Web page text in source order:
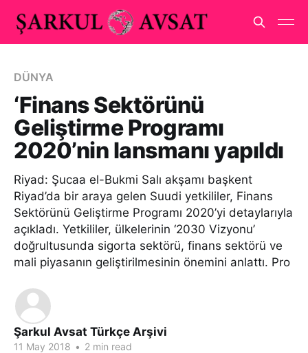
DÜNYA
‘Finans Sektörünü
Geliştirme Programı
2020’nin lansmanı yapıldı
Riyad: Şucaa el-Bukmi Salı akşamı başkent
Riyad’da bir araya gelen Suudi yetkililer, Finans
Sektörünü Geliştirme Programı 2020’yi detaylarıyla
açıkladı. Yetkililer, ülkelerinin ‘2030 Vizyonu’
doğrultusunda sigorta sektörü, finans sektörü ve
mali piyasanın geliştirilmesinin önemini anlattı. Pro
Şarkul Avsat Türkçe Arşivi
11 May 2018 • 2 min read